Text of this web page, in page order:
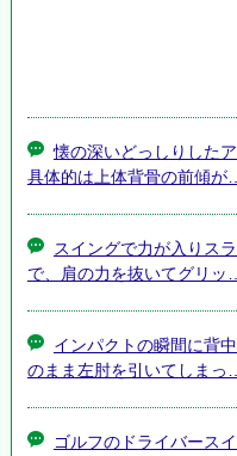
懐の深いどっしりした
具体的は上体背骨の前傾が…
スイングで力が入りス
で、肩の力を抜いてグリッ…
インパクトの瞬間に背
のまま左肘を引いてしまっ…
ゴルフのドライバース